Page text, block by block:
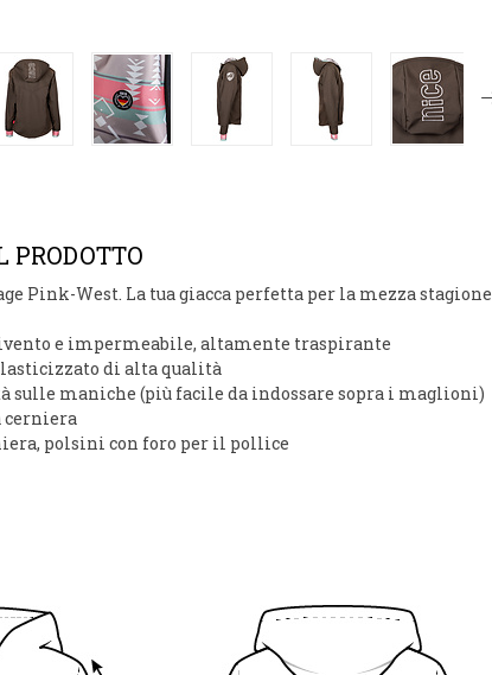
PRODOTTO
Pink-West. La tuagiacca perfetta per la mezza stagione
e impermeabile, altamente traspirante
di alta qualità
sulle maniche (più facile da indossare sopra i maglioni)
cerniera
polsini con foro per il pollice